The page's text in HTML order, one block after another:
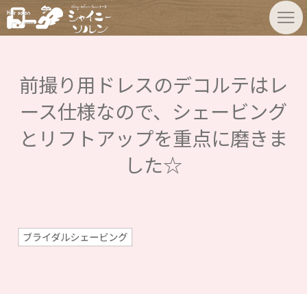
前撮り用ドレスのデコルテはレ
ース仕様なので、シェービング
とリフトアップを重点に磨きま
した☆
ブライダルシェービング